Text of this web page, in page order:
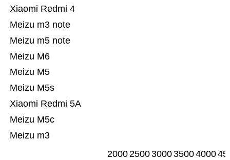
Meizu m3
Meizu M5c
Xiaomi Redmi 5A
Meizu M5s
Meizu M5
Meizu M6
Meizu m5 note
Meizu m3 note
Xiaomi Redmi 4
20002500300035004000